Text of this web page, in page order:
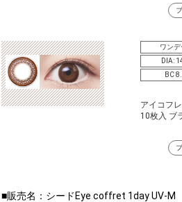
ワン
DIA:
BC
アイコフ
10枚入 ブ
■販売名：シードEye coffret 1day UV-M